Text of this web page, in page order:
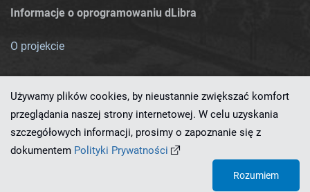
Informacje o oprogramowaniu dLibra
O projekcie
Ten serwis działa dzięki oprogramowaniu
Używamy plików cookies, by nieustannie zwiększać komfort
przeglądania naszej strony internetowej. W celu uzyskania
szczegółowych informacji, prosimy o zapoznanie się z
dokumentem Polityki Prywatności
Rozumiem